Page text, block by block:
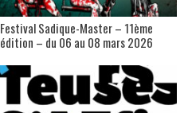
Festival Sadique-Master – 11ème
édition – du 06 au 08 mars 2026